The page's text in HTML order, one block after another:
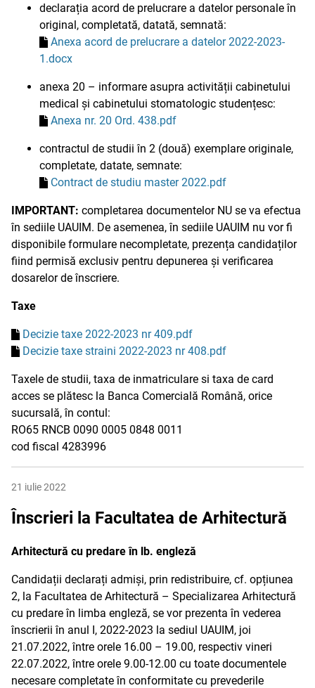
declarația acord de prelucrare a datelor personale în
original, completată, datată, semnată:
Anexa acord de prelucrare a datelor 2022-2023-
1.docx
anexa 20 – informare asupra activității cabinetului
medical și cabinetului stomatologic studențesc:
Anexa nr. 20 Ord. 438.pdf
contractul de studii în 2 (două) exemplare originale,
completate, datate, semnate:
Contract de studiu master 2022.pdf
IMPORTANT: completarea documentelor NU se va efectua
în sediile UAUIM. De asemenea, în sediile UAUIM nu vor fi
disponibile formulare necompletate, prezența candidaților
fiind permisă exclusiv pentru depunerea și verificarea
dosarelor de înscriere.
Taxe
Decizie taxe 2022-2023 nr 409.pdf
Decizie taxe straini 2022-2023 nr 408.pdf
Taxele de studii, taxa de inmatriculare si taxa de card
acces se plătesc la Banca Comercială Română, orice
sucursală, în contul:
RO65 RNCB 0090 0005 0848 0011
cod fiscal 4283996
21 iulie 2022
Înscrieri la Facultatea de Arhitectură
Arhitectură cu predare în lb. engleză
Candidații declarați admiși, prin redistribuire, cf. opțiunea
2, la Facultatea de Arhitectură – Specializarea Arhitectură
cu predare în limba engleză, se vor prezenta în vederea
înscrierii în anul I, 2022-2023 la sediul UAUIM, joi
21.07.2022, între orele 16.00 – 19.00, respectiv vineri
22.07.2022, între orele 9.00-12.00 cu toate documentele
necesare completate în conformitate cu prevederile